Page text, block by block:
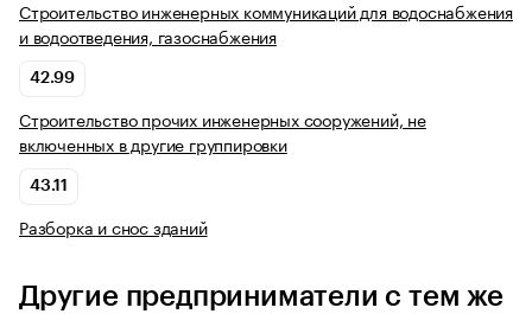
Строительство инженерных коммуникаций для водоснабжения
и водоотведения, газоснабжения
42.99
Строительство прочих инженерных сооружений, не
включенных в другие группировки
43.11
Разборка и снос зданий
Другие предприниматели с тем же